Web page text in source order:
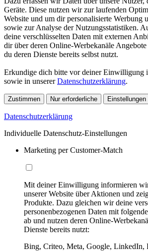
Geräte. Diese nutzen wir zur laufenden
Website und um dir personalisierte Werbung
sowie zur Analyse der Nutzungsstatistiken.
deine verschlüsselten Daten mit externen
dir über deren Online-Werbekanäle
du deren Dienste bereits selbst nutzt.
Erkundige dich bitte vor deiner Einwilligung
sowie in unsererDatenschutzerklärung.
Zustimmen Nur erforderliche Einstellungen
Datenschutzerklärung
Individuelle Datenschutz-Einstellungen
Marketing per Customer-Match
Mit deiner Einwilligung informieren
unserer Website über Aktionen und
Produkte. Dazu gleichen wir deine
personenbezogenen Daten mit
ab und nutzen deren Online-
Dienste bereits nutzt:
Bing, Criteo, Meta, Google, LinkedIn,